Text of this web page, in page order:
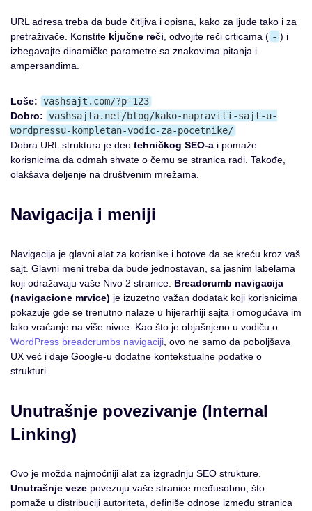
URL adresa treba da bude čitljiva i opisna, kako za ljude tako i za
pretraživače. Koristite kĺjučne reči , odvojite reči crticama ( - ) i
izbegavajte dinamičke parametre sa znakovima pitanja i
ampersandima.
Loše: vashsajt.com/?p=123
Dobro: vashsajta.net/blog/kako-napraviti-sajt-u-
wordpressu-kompletan-vodic-za-pocetnike/
Dobra URL struktura je deo tehničkog SEO-a i pomaže
korisnicima da odmah shvate o čemu se stranica radi. Takođe,
olakšava deljenje na društvenim mrežama.
Navigacija i meniji
Navigacija je glavni alat za korisnike i botove da se kreću kroz vaš
sajt. Glavni meni treba da bude jednostavan, sa jasnim labelama
koji odražavaju vaše Nivo 2 stranice. Breadcrumb navigacija
(navigacione mrvice) je izuzetno važan dodatak koji korisnicima
pokazuje gde se trenutno nalaze u hijerarhiji sajta i omogućava im
lako vraćanje na više nivoe. Kao što je objašnjeno u vodiču o
WordPress breadcrumbs navigaciji , ovo ne samo da poboljšava
UX već i daje Google-u dodatne kontekstualne podatke o
strukturi.
Unutrašnje povezivanje (Internal
Linking)
Ovo je možda najmoćniji alat za izgradnju SEO strukture.
Unutrašnje veze povezuju vaše stranice međusobno, što
pomaže u distribuciji autoriteta, definiše odnose između stranica